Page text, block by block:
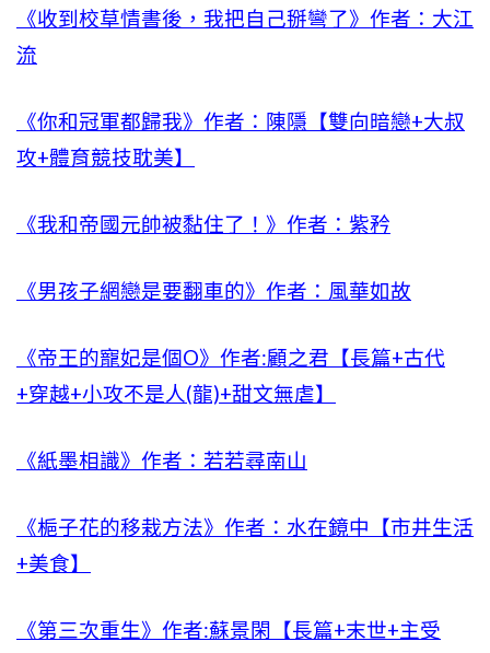
《收到校草情書後，我把自己掰彎了》作者：大江
流
《你和冠軍都歸我》作者：陳隱【雙向暗戀+大叔
攻+體育競技耽美】
《我和帝國元帥被黏住了！》作者：紫矜
《男孩子網戀是要翻車的》作者：風華如故
《帝王的寵妃是個O》作者:顧之君【長篇+古代
+穿越+小攻不是人(龍)+甜文無虐】
《紙墨相識》作者：若若尋南山
《梔子花的移栽方法》作者：水在鏡中【市井生活
+美食】
《第三次重生》作者:蘇景閑【長篇+末世+主受